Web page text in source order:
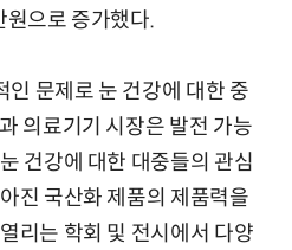
으로 증가했다.
인 문제로 눈 건강에 대한 중
의료기기 시장은 발전 가능
건강에 대한 대중들의 관심
진 국산화 제품의 제품력을
리는 학회 및 전시에서 다양